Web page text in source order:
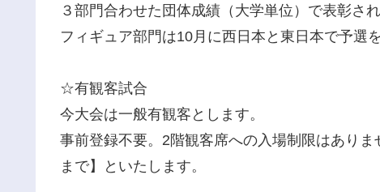
３部門合わせた団体成績（大学単位）で表彰され
フィギュア部門は10月に西日本と東日本で予選
☆有観客試合
今大会は一般有観客とします。
事前登録不要。2階観客席への入場制限はあり
まで】といたします。